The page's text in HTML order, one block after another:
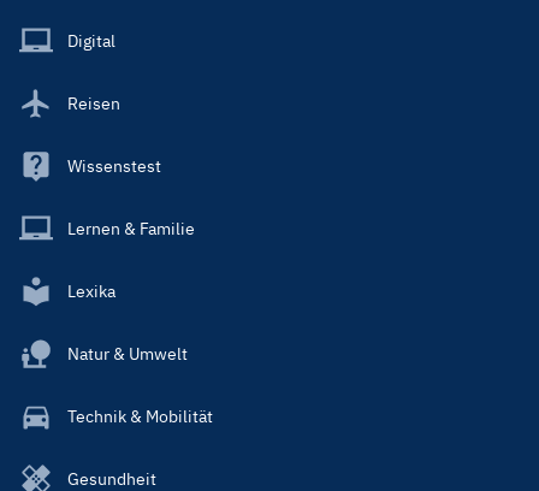
Main
Digital
Reisen
Wissenstest
Lernen & Familie
Lexika
Natur & Umwelt
Technik & Mobilität
Gesundheit